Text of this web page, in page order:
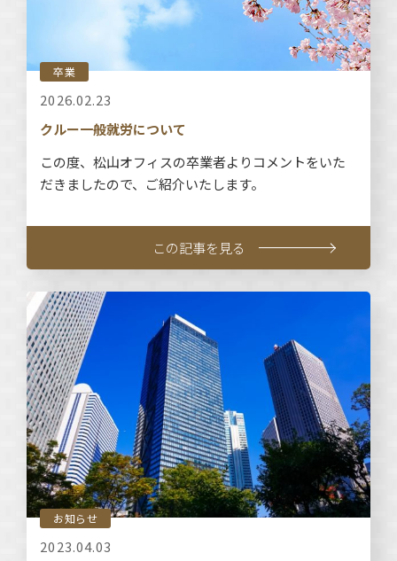
卒業
2026.02.23
クルー一般就労について
この度、松山オフィスの卒業者よりコメントをいた
だきましたので、ご紹介いたします。
この記事を見る
お知らせ
2023.04.03